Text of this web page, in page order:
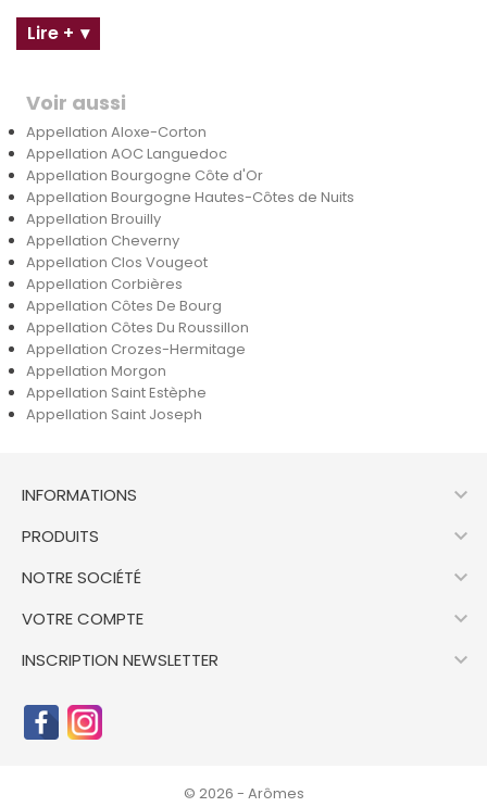
Lire +
Voir aussi
Appellation Aloxe-Corton
Appellation AOC Languedoc
Appellation Bourgogne Côte d'Or
Appellation Bourgogne Hautes-Côtes de Nuits
Appellation Brouilly
Appellation Cheverny
Appellation Clos Vougeot
Appellation Corbières
Appellation Côtes De Bourg
Appellation Côtes Du Roussillon
Appellation Crozes-Hermitage
Appellation Morgon
Appellation Saint Estèphe
Appellation Saint Joseph
INFORMATIONS 
PRODUITS 
NOTRE SOCIÉTÉ 
VOTRE COMPTE 
INSCRIPTION NEWSLETTER 
© 2026 - Arômes